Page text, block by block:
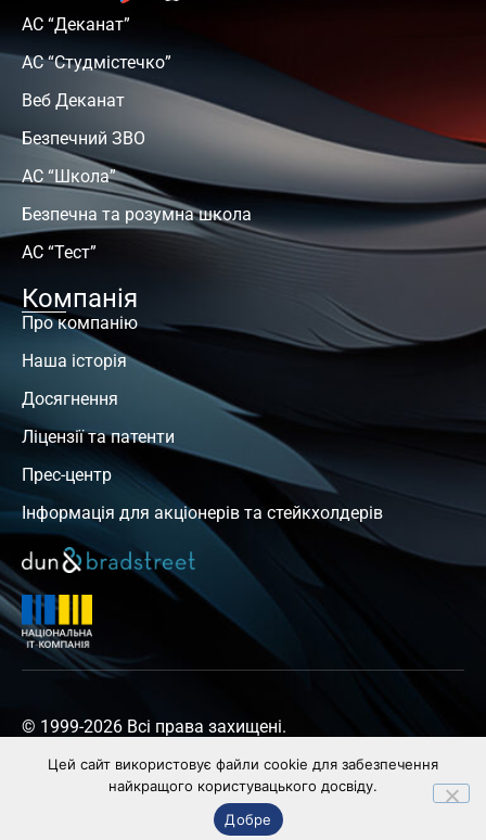
АС “Деканат”
АС “Студмістечко”
Веб Деканат
Безпечний ЗВО
АС “Школа”
Безпечна та розумна школа
АС “Тест”
Компанія
Про компанію
Наша історія
Досягнення
Ліцензії та патенти
Прес-центр
Інформація для акціонерів та стейкхолдерів
© 1999-2026 Всі права захищені.
Політика конфіденційності
Цей сайт використовує файли cookie для забезпечення
найкращого користувацького досвіду.
Добре